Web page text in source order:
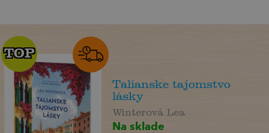
TOP
TOP
Talianske tajomstvo
lásky
Winterová Lea
Na sklade